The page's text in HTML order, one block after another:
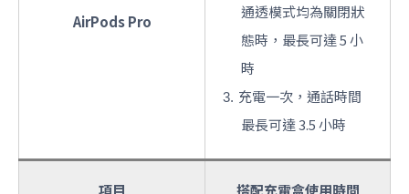
AirPods Pro
通透模式均為關閉狀
態時，最長可達 5 小
時
充電一次，通話時間
最長可達 3.5 小時
項目 搭配充電盒使用時間